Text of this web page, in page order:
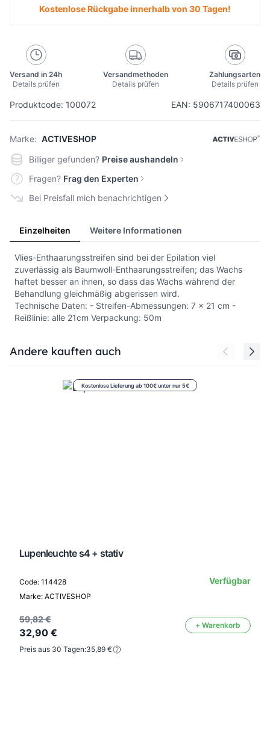
Produktcode: 100072 EAN: 5906717400063
Marke: ACTIVESHOP
Kostenlose Rückgabe innerhalb von 30 Tagen!
Versand in 24h
Details prüfen
Versandmethoden
Details prüfen
Zahlungsarten
Details prüfen
Billiger gefunden? Preise aushandeln
Fragen? Frag den Experten
Bei Preisfall mich benachrichtigen
Einzelheiten Weitere Informationen
Vlies-Enthaarungsstreifen sind bei der Epilation viel
zuverlässig als Baumwoll-Enthaarungsstreifen; das Wachs
haftet besser an ihnen, so dass das Wachs während der
Behandlung gleichmäßig abgerissen wird.
Technische Daten: - Streifen-Abmessungen: 7 x 21 cm -
Reißlinie: alle 21cm Verpackung: 50m
Press to skip carousel
Andere kauften auch
Kostenlose Lieferung ab 100€ unter nur 5€
Lupenleuchte s4 + stativ
Code: 114428
Marke: ACTIVESHOP
Verfügbar
59,82 €
32,90 €
+ Warenkorb
Preis aus 30 Tagen:35,89 €